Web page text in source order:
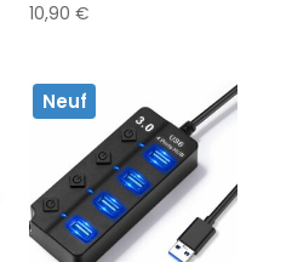
10,90€
Neuf